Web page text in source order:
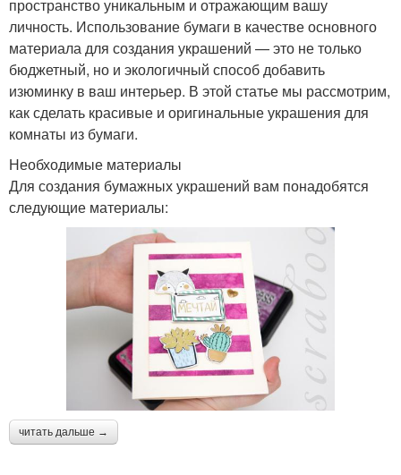
пространство уникальным и отражающим вашу
личность. Использование бумаги в качестве основного
материала для создания украшений — это не только
бюджетный, но и экологичный способ добавить
изюминку в ваш интерьер. В этой статье мы рассмотрим,
как сделать красивые и оригинальные украшения для
комнаты из бумаги.
Необходимые материалы
Для создания бумажных украшений вам понадобятся
следующие материалы:
читать дальше →